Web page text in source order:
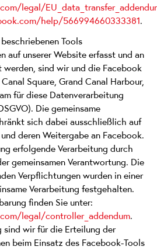
legal/
help/566994660333381.
Tools
auf unserer Website erfasst und an
sind wir und die Facebook
Square, Grand Canal Harbour,
für diese Datenverarbeitung
Die gemeinsame
sich dabei ausschließlich auf
deren Weitergabe an Facebook.
erfolgende Verarbeitung durch
gemeinsamen Verantwortung. Die
Verpflichtungen wurden in einer
Verarbeitung festgehalten.
finden Sie unter:
legal/controller_addendum.
sind wir für die Erteilung der
beim Einsatz des Facebook-Tools